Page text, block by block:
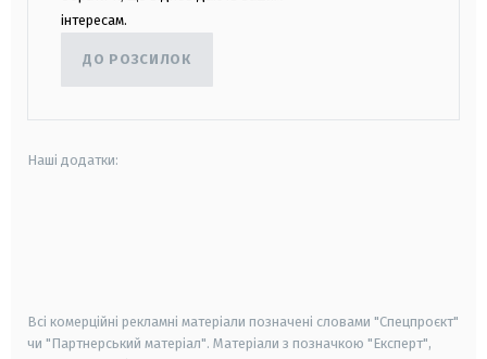
інтересам.
ДО РОЗСИЛОК
Наші додатки:
Всі комерційні рекламні матеріали позначені словами "Спецпроєкт"
чи "Партнерський матеріал". Матеріали з позначкою "Експерт",